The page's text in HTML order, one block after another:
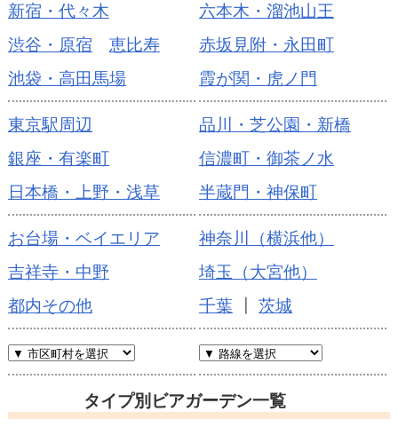
新宿・代々木
渋谷・原宿
恵比寿
池袋・高田馬場
六本木・溜池山王
赤坂見附・永田町
霞が関・虎ノ門
東京駅周辺
銀座・有楽町
日本橋・上野・浅草
品川・芝公園・新橋
信濃町・御茶ノ水
半蔵門・神保町
お台場・ベイエリア
吉祥寺・中野
都内その他
神奈川（横浜他）
埼玉（大宮他）
千葉
茨城
タイプ別ビアガーデン一覧